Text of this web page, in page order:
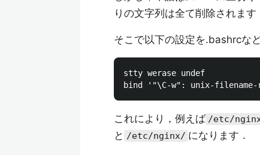
りの文字列は全て削除されます
そこで以下の設定を.bashrcな
stty werase undef
これにより，例えば /etc/
と /etc/nginx/ になります．